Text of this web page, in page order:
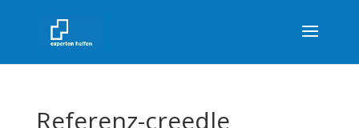
Referenz-creedle